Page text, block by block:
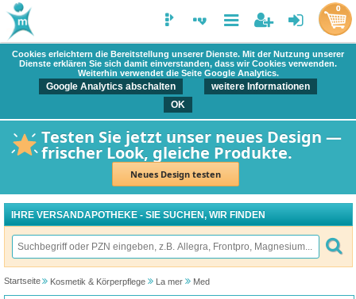
Cookies erleichtern die Bereitstellung unserer Dienste. Mit der Nutzung unserer
Dienste erklären Sie sich damit einverstanden, dass wir Cookies verwenden.
Weiterhin verwendet die Seite Google Analytics.
Google Analytics abschalten
weitere Informationen
OK
Testen Sie jetzt unser neues Design —
frischer Look, gleiche Produkte.
Neues Design testen
0
IHRE VERSANDAPOTHEKE - SIE SUCHEN, WIR FINDEN
Startseite Kosmetik & Körperpflege La mer Med